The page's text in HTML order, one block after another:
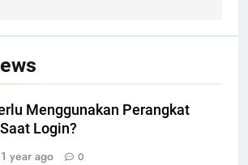
Menggunakan Perangkat
Login?
1 year ago 0